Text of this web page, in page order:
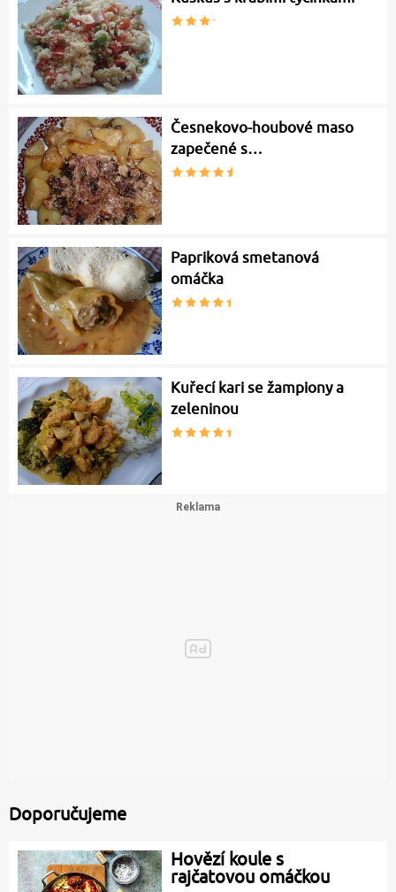
Česnekovo-houbové maso
zapečené s…
Papriková smetanová
omáčka
Kuřecí kari se žampiony a
zeleninou
Doporučujeme
Hovězí koule s
rajčatovou omáčkou